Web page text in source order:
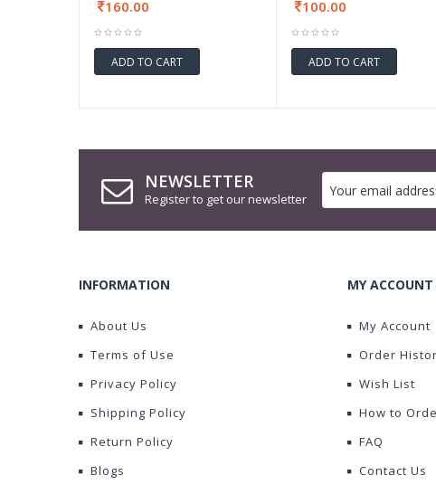
160.00
ADD TO CART
100.00
ADD TO CART
NEWSLETTER
Register to get our newsletter
INFORMATION
About Us
Terms of Use
Privacy Policy
Shipping Policy
Return Policy
Blogs
MY
My Account
Order
Wish List
How to
FAQ
Contact Us